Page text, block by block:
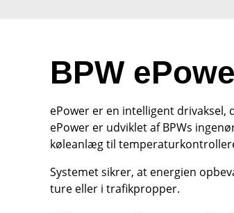
BPW
ePower er en intelligent
ePower er udviklet af BPWs
køleanlæg til
Systemet sikrer, at energien
ture eller i trafikpropper.